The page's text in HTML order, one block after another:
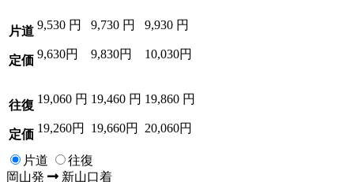
片道
定価
9,530 円
9,630円
9,730 円
9,830円
9,930 円
10,030円
往復
定価
19,060 円
19,260円
19,460 円
19,660円
19,860 円
20,060円
片道
往復
岡山発 新山口着